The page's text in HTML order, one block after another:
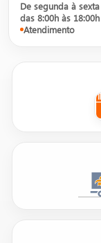
De segunda à sexta
das 8:00h às 18:00h
Atendimento